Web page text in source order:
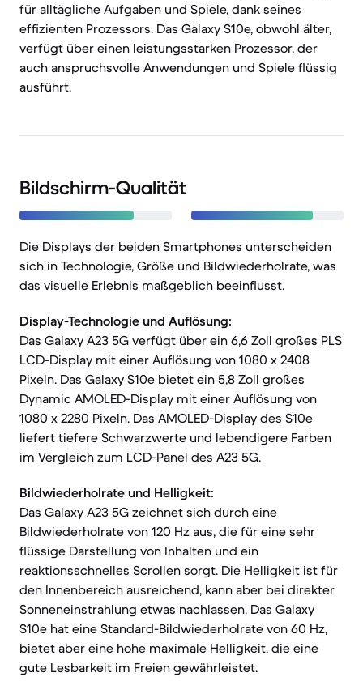
für alltägliche Aufgaben und Spiele, dank seines
effizienten Prozessors. Das Galaxy S10e, obwohl älter,
verfügt über einen leistungsstarken Prozessor, der
auch anspruchsvolle Anwendungen und Spiele flüssig
ausführt.
Bildschirm-Qualität
Die Displays der beiden Smartphones unterscheiden
sich in Technologie, Größe und Bildwiederholrate, was
das visuelle Erlebnis maßgeblich beeinflusst.
Display-Technologie und Auflösung:
Das Galaxy A23 5G verfügt über ein 6,6 Zoll großes PLS
LCD-Display mit einer Auflösung von 1080 x 2408
Pixeln. Das Galaxy S10e bietet ein 5,8 Zoll großes
Dynamic AMOLED-Display mit einer Auflösung von
1080 x 2280 Pixeln. Das AMOLED-Display des S10e
liefert tiefere Schwarzwerte und lebendigere Farben
im Vergleich zum LCD-Panel des A23 5G.
Bildwiederholrate und Helligkeit:
Das Galaxy A23 5G zeichnet sich durch eine
Bildwiederholrate von 120 Hz aus, die für eine sehr
flüssige Darstellung von Inhalten und ein
reaktionsschnelles Scrollen sorgt. Die Helligkeit ist für
den Innenbereich ausreichend, kann aber bei direkter
Sonneneinstrahlung etwas nachlassen. Das Galaxy
S10e hat eine Standard-Bildwiederholrate von 60 Hz,
bietet aber eine hohe maximale Helligkeit, die eine
gute Lesbarkeit im Freien gewährleistet.